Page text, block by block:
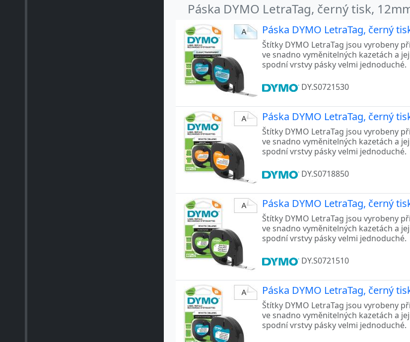
Páska DYMO LetraTag, černý tisk,
Páska DYMO LetraTag, černý
Štítky DYMO LetraTag jsou vyrobeny
ve snadno vyměnitelných kazetách a
spodní vrstvy pásky velmi jednoduché.
DY.S0721530
Páska DYMO LetraTag, černý
Štítky DYMO LetraTag jsou vyrobeny
ve snadno vyměnitelných kazetách a
spodní vrstvy pásky velmi jednoduché.
DY.S0718850
Páska DYMO LetraTag, černý
Štítky DYMO LetraTag jsou vyrobeny
ve snadno vyměnitelných kazetách a
spodní vrstvy pásky velmi jednoduché.
DY.S0721510
Páska DYMO LetraTag, černý
Štítky DYMO LetraTag jsou vyrobeny
ve snadno vyměnitelných kazetách a
spodní vrstvy pásky velmi jednoduché.